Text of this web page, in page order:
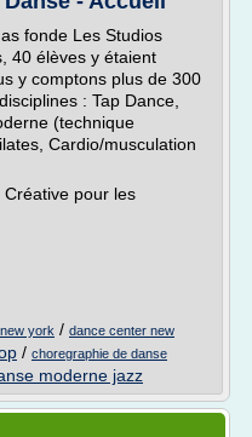
fonde Les Studios
40 élèves y étaient
y comptons plus de 300
: Tap Dance,
(technique
Cardio/musculation
pour les
york / dance center new
/ choregraphie de danse
moderne jazz